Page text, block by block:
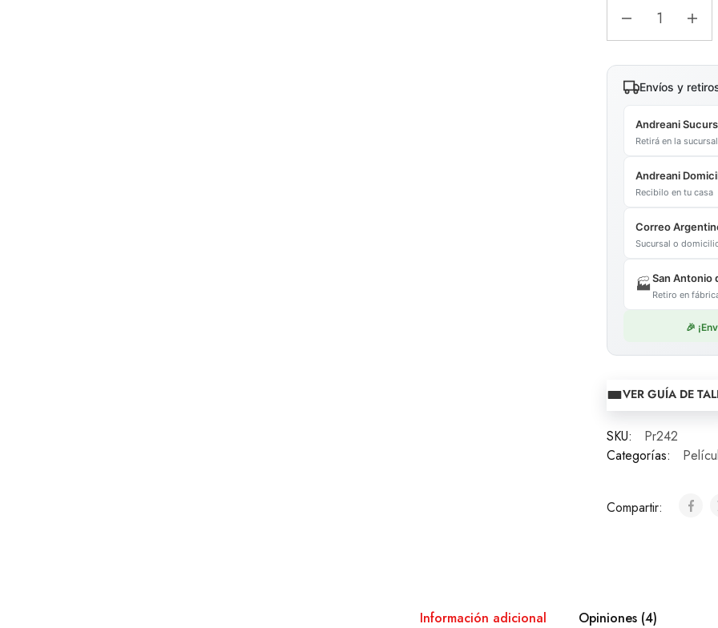
Envíos y
Andreani
Retirá en la
Andreani
Recibilo en tu casa
Correo
Sucursal o
🏭San Antonio
Retiro en
🎉
VER GUÍA DE
SKU:
Pr242
Categorías:
Compartir:
Información adicional Opiniones (4)